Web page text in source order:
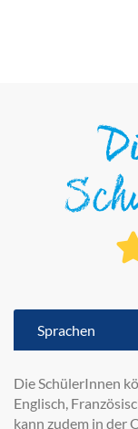
Sprachen
Die SchülerInnen
Englisch,
kann zudem in der